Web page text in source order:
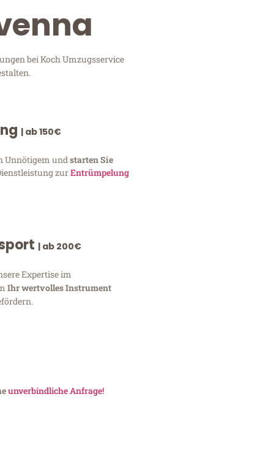
bei Koch Umzugsservice
| ab 150€
Unnötigem und starten Sie
zurEntrümpelung
| ab 200€
Expertise im
Ihr wertvolles Instrument
unverbindliche Anfrage!